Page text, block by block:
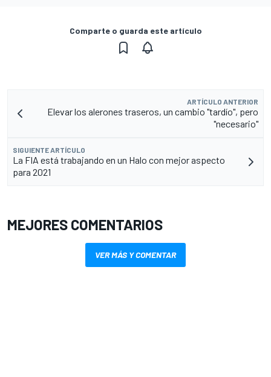
Comparte o guarda este artículo
ARTÍCULO ANTERIOR
Elevar los alerones traseros, un cambio "tardío", pero
"necesario"
SIGUIENTE ARTÍCULO
La FIA está trabajando en un Halo con mejor aspecto
para 2021
MEJORES COMENTARIOS
VER MÁS Y COMENTAR